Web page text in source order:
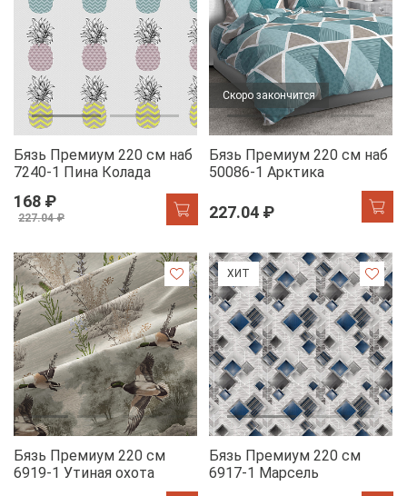
Бязь Премиум 220 см наб
7240-1 Пина Колада
168 ₽
227.04 ₽
Скоро закончится
Бязь Премиум 220 см наб
50086-1 Арктика
227.04 ₽
Бязь Премиум 220 см
6919-1 Утиная охота
ХИТ
Бязь Премиум 220 см
6917-1 Марсель